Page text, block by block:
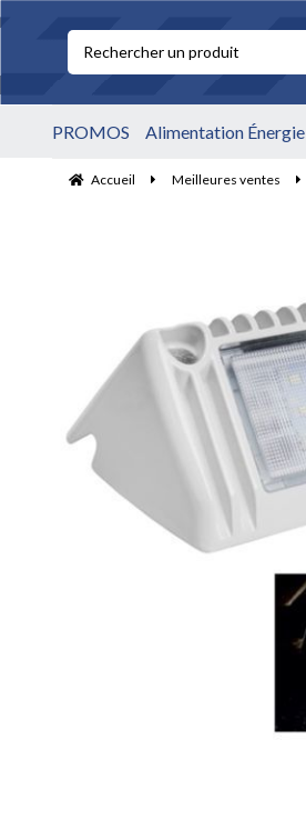
PROMOS Alimentation Énergie
Accueil Meilleures ventes